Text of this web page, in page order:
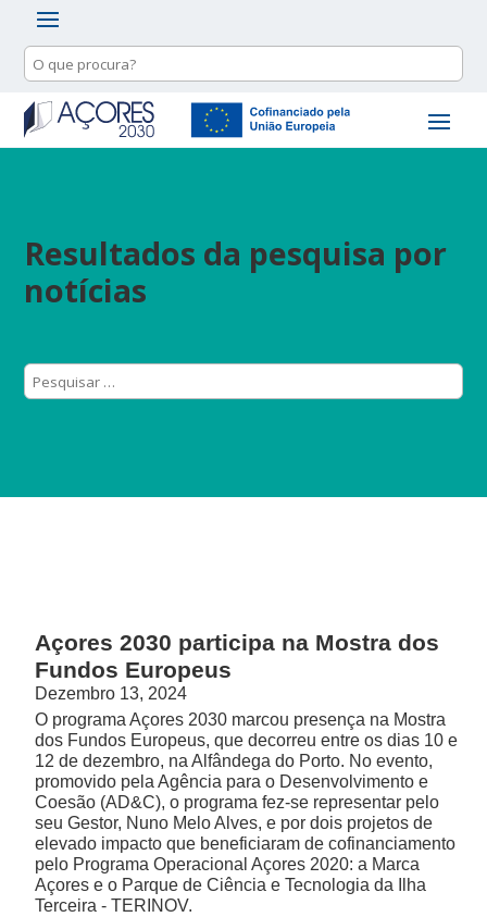
Resultados da pesquisa por
notícias
Açores 2030 participa na Mostra dos
Fundos Europeus
Dezembro 13, 2024
O programa Açores 2030 marcou presença na Mostra
dos Fundos Europeus, que decorreu entre os dias 10 e
12 de dezembro, na Alfândega do Porto. No evento,
promovido pela Agência para o Desenvolvimento e
Coesão (AD&C), o programa fez-se representar pelo
seu Gestor, Nuno Melo Alves, e por dois projetos de
elevado impacto que beneficiaram de cofinanciamento
pelo Programa Operacional Açores 2020: a Marca
Açores e o Parque de Ciência e Tecnologia da Ilha
Terceira - TERINOV.